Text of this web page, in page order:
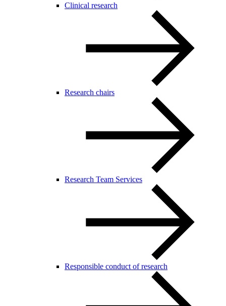
Clinical research
Research chairs
Research Team Services
Responsible conduct of research